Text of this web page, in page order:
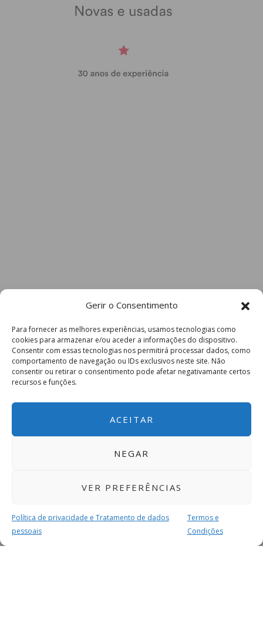
Gerir o Consentimento
Para fornecer as melhores experiências, usamos tecnologias como
cookies para armazenar e/ou aceder a informações do dispositivo.
Consentir com essas tecnologias nos permitirá processar dados, como
comportamento de navegação ou IDs exclusivos neste site. Não
consentir ou retirar o consentimento pode afetar negativamante certos
recursos e funções.
ACEITAR
NEGAR
VER PREFERÊNCIAS
Política de privacidade e Tratamento de dados
pessoais
Termos e
Condições